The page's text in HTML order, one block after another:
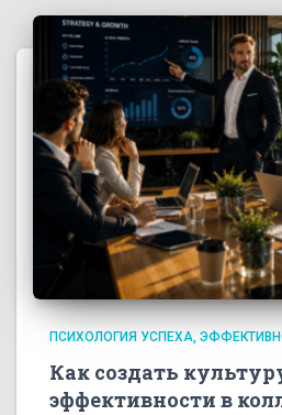
ПСИХОЛОГИЯ УСПЕХА
Как создать
эффективности в